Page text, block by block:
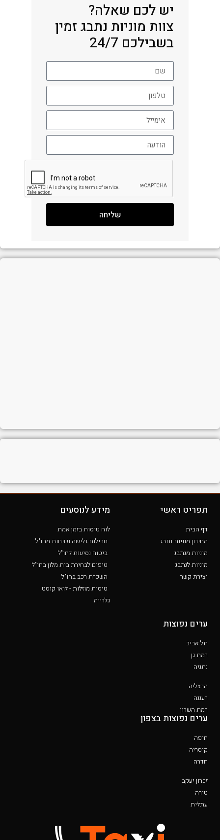
יש לכם שאלה?
צוות מוניות נתבג זמין
בשבילכם 24/7
שליחה
תפריט ראשי
דף הבית
מחירון מוניות נתבג
מוניות מנתבג
מוניות לנתבג
יצירת קשר
מידע לנוסעים
לוח טיסות בזמן אמת
חבילות גלישה ושיחות מחו"ל
ביטוח נסיעות לחו"ל
טיפים לבחירת בית מלון בחו"ל
השכרת רכב בחו"ל
טיסות מוזלות - לואו קוסט
גלרייה
ערים נפוצות
תל אביב
רמת גן
נתניה
הרצליה
רעננה
רמת השרון
ערים נפוצות בצפון
חיפה
קיסריה
חדרה
זכרון יעקב
טירה
עתלית